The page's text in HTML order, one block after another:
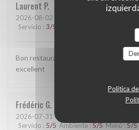
Política
Laurent P
2026-08-02
Servicio : 3/5 /5
Bon restaurant de viandes ou le vin
excellent
Frédéric G
2026-07-31 - 20:00 - Invitados 2
Servicio : 5/5 Ambiente:5/5 Menú:5/5